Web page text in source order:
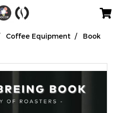
Coffee Equipment
Book